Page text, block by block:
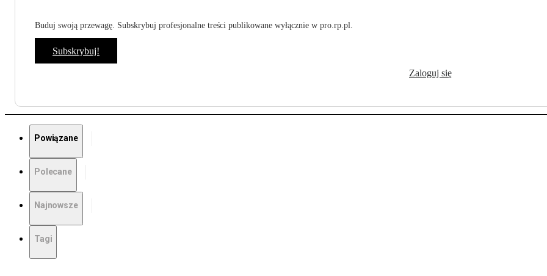
Buduj swoją przewagę. Subskrybuj profesjonalne treści publikowane wyłącznie w pro.rp.pl.
Subskrybuj!
Zaloguj się
Powiązane
Polecane
Najnowsze
Tagi